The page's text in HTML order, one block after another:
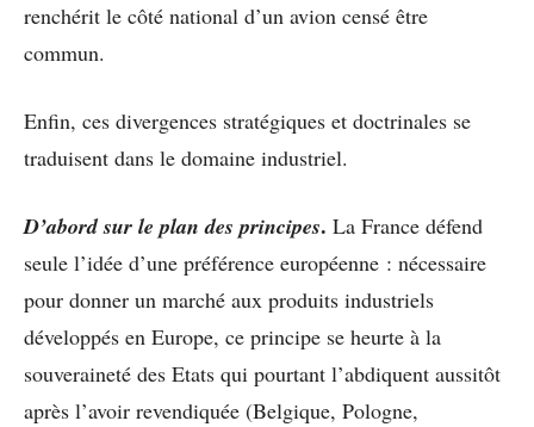
renchérit le côté national d’un avion censé être
commun.
Enfin, ces divergences stratégiques et doctrinales se
traduisent dans le domaine industriel.
D’abord sur le plan des principes. La France défend
seule l’idée d’une préférence européenne : nécessaire
pour donner un marché aux produits industriels
développés en Europe, ce principe se heurte à la
souveraineté des Etats qui pourtant l’abdiquent aussitôt
après l’avoir revendiquée (Belgique, Pologne,